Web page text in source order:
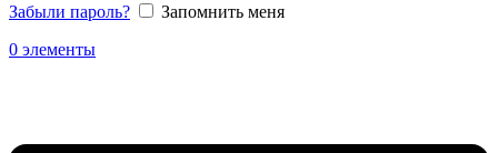
Забыли пароль?
Запомнить меня
0 элементы